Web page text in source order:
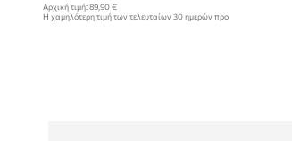
Αρχική τιμή: 89,90 €
Η χαμηλότερη τιμή των τελευταίων 30 ημερών προ